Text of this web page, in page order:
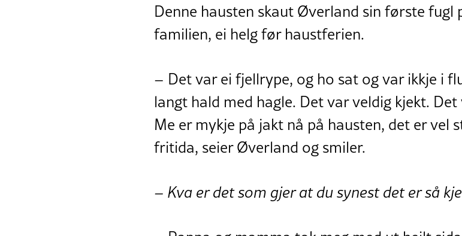
Denne hausten skaut Øverland sin første fugl
familien, ei helg før haustferien.
– Det var ei fjellrype, og ho sat og var ikkje i
langt hald med hagle. Det var veldig kjekt.
Me er mykje på jakt nå på hausten, det er vel
fritida, seier Øverland og smiler.
– Kva er det som gjer at du synest det er så